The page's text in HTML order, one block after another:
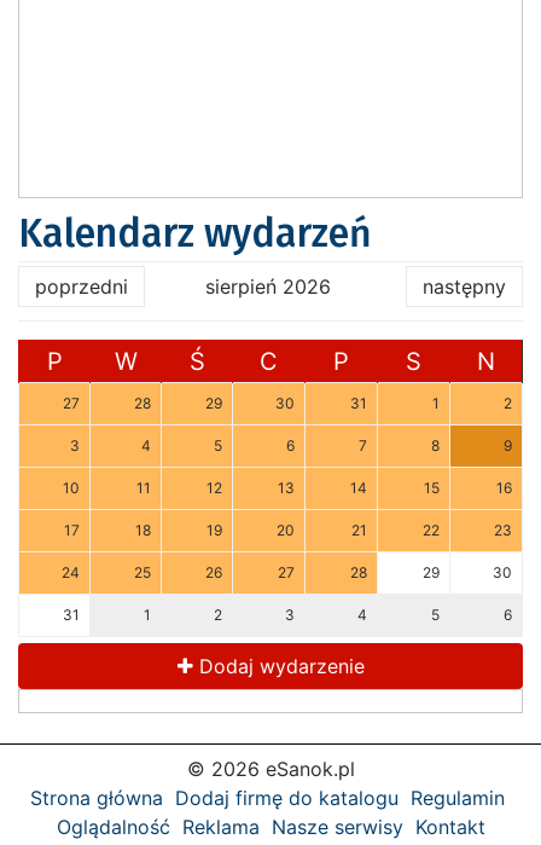
Kalendarz wydarzeń
poprzedni sierpień 2026 następny
P W Ś C P S N
27 28 29 30 31 1 2
3 4 5 6 7 8 9
10 11 12 13 14 15 16
17 18 19 20 21 22 23
24 25 26 27 28 29 30
31 1 2 3 4 5 6
Dodaj wydarzenie
© 2026 eSanok.pl
Strona główna Dodaj firmę do katalogu Regulamin
Oglądalność Reklama Nasze serwisy Kontakt